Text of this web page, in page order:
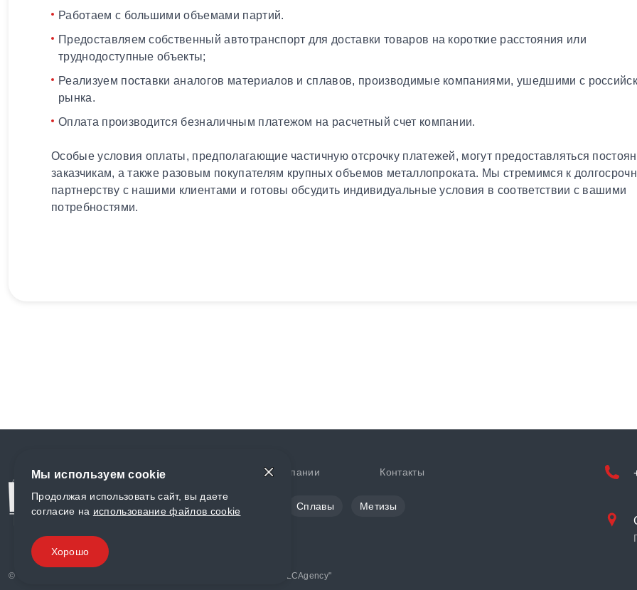
Работаем с большими объемами партий.
Предоставляем собственный автотранспорт для доставки товаров на короткие расстояния или
труднодоступные объекты;
Реализуем поставки аналогов материалов и сплавов, производимые компаниями, ушедшими с
рынка.
Оплата производится безналичным платежом на расчетный счет компании.
Особые условия оплаты, предполагающие частичную отсрочку платежей, могут предоставляться
заказчикам, а также разовым покупателям крупных объемов металлопроката. Мы стремимся к
партнерству с нашими клиентами и готовы обсудить индивидуальные условия в соответствии с вашими
потребностями.
Доставка и оплата О компании Контакты
Цветной металл Сплавы Метизы
© «World Metall» 2025, Разработка и комплексное продвижение " LCAgency"
Мы используем cookie
Продолжая использовать сайт, вы даете
согласие на использование файлов cookie
Хорошо